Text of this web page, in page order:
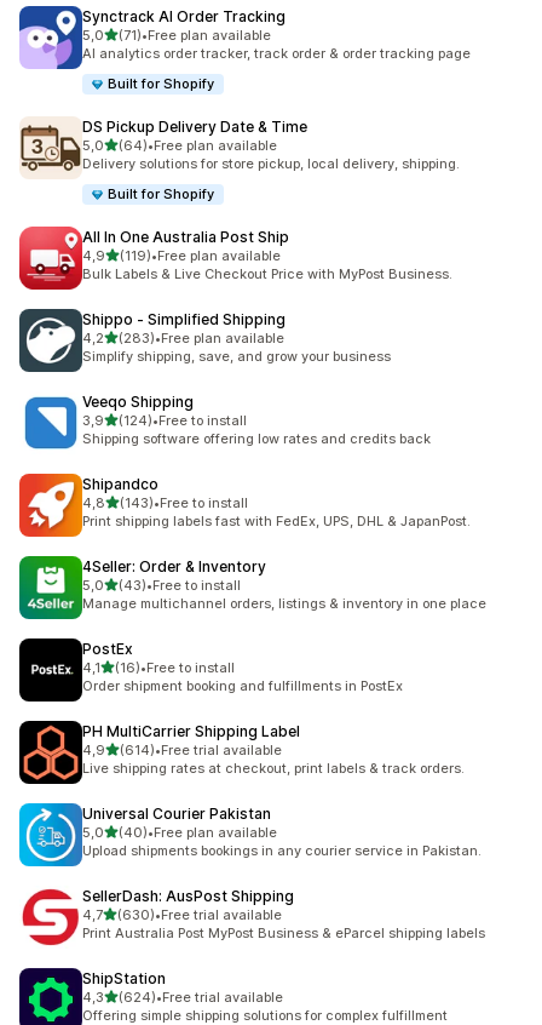
Synctrack AI Order Tracking
5,0/ 5 tähteä
(71)
71 arvostelua yhteensä
•Free plan available
AI analytics order tracker, track order & order tracking page
Built for Shopify
DS Pickup Delivery Date & Time
5,0/ 5 tähteä
(64)
64 arvostelua yhteensä
•Free plan available
Delivery solutions for store pickup, local delivery, shipping.
Built for Shopify
All In One Australia Post Ship
4,9/ 5 tähteä
(119)
119 arvostelua yhteensä
•Free plan available
Bulk Labels & Live Checkout Price with MyPost Business.
Shippo ‑ Simplified Shipping
4,2/ 5 tähteä
(283)
283 arvostelua yhteensä
•Free plan available
Simplify shipping, save, and grow your business
Veeqo Shipping
3,9/ 5 tähteä
(124)
124 arvostelua yhteensä
•Free to install
Shipping software offering low rates and credits back
Shipandco
4,8/ 5 tähteä
(143)
143 arvostelua yhteensä
•Free to install
Print shipping labels fast with FedEx, UPS, DHL & JapanPost.
4Seller: Order & Inventory
5,0/ 5 tähteä
(43)
43 arvostelua yhteensä
•Free to install
Manage multichannel orders, listings & inventory in one place
PostEx
4,1/ 5 tähteä
(16)
16 arvostelua yhteensä
•Free to install
Order shipment booking and fulfillments in PostEx
PH MultiCarrier Shipping Label
4,9/ 5 tähteä
(614)
614 arvostelua yhteensä
•Free trial available
Live shipping rates at checkout, print labels & track orders.
Universal Courier Pakistan
5,0/ 5 tähteä
(40)
40 arvostelua yhteensä
•Free plan available
Upload shipments bookings in any courier service in Pakistan.
SellerDash: AusPost Shipping
4,7/ 5 tähteä
(630)
630 arvostelua yhteensä
•Free trial available
Print Australia Post MyPost Business & eParcel shipping labels
ShipStation
4,3/ 5 tähteä
(624)
624 arvostelua yhteensä
•Free trial available
Offering simple shipping solutions for complex fulfillment